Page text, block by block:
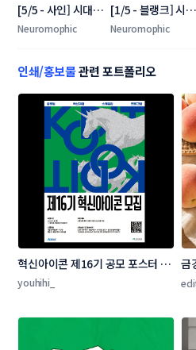
[5/5 - 사인] 시대인
재 수학 교재 표지
Neuromophic
[1/5 - 블랭크] 시대
인재 수학 교재 표
Neuromophic
인쇄/홍보물관련 포트폴리오
혁신아이콘 제16기 공모 포스터 디
자인 콘테스트
youhihi_
금